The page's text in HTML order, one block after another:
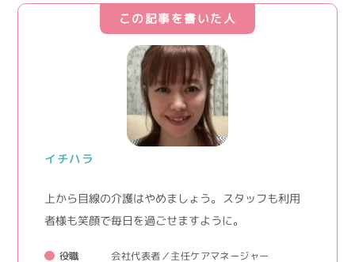
この記事を書いた人
イチハラ
上から目線の介護はやめましょう。 スタッフも利用
者様も笑顔で毎日を過ごせますように。
役職 会社代表者／主任ケアマネージャー